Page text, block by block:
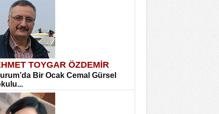
TOYGAR ÖZDEMİR
Bir Ocak Cemal Gürsel